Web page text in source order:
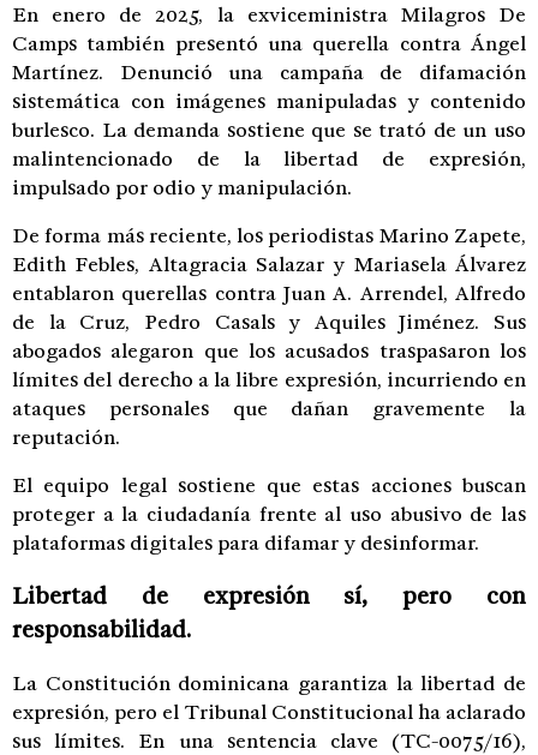
En enero de 2025, la exviceministra Milagros De
Camps también presentó una querella contra Ángel
Martínez. Denunció una campaña de difamación
sistemática con imágenes manipuladas y contenido
burlesco. La demanda sostiene que se trató de un uso
malintencionado de la libertad de expresión,
impulsado por odio y manipulación.
De forma más reciente, los periodistas Marino Zapete,
Edith Febles, Altagracia Salazar y Mariasela Álvarez
entablaron querellas contra Juan A. Arrendel, Alfredo
de la Cruz, Pedro Casals y Aquiles Jiménez. Sus
abogados alegaron que los acusados traspasaron los
límites del derecho a la libre expresión, incurriendo en
ataques personales que dañan gravemente la
reputación.
El equipo legal sostiene que estas acciones buscan
proteger a la ciudadanía frente al uso abusivo de las
plataformas digitales para difamar y desinformar.
Libertad de expresión sí, pero con
responsabilidad.
La Constitución dominicana garantiza la libertad de
expresión, pero el Tribunal Constitucional ha aclarado
sus límites. En una sentencia clave (TC-0075/16),